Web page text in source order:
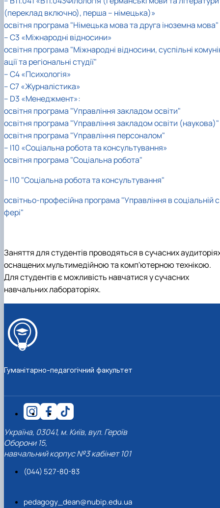
Кафедра англійської філології
Кафедра фізичної культури і спорту
Кафедра філософії та міжнародної
комунікації
Кафедра психології
Кафедра культурології
(переклад включно), перша – німецька)»
освітня програма "Німецька мова та друга іноземна мова"
– C3 «Міжнародні відносини»
освітня програма "Міжнародні відносини, суспільні
ації та регіональні студії"
– C4 «Психологія»
– C7 «Журналістика»
– D3 «Менеджмент»:
освітня програма "Управління закладом освіти"
освітня програма "Управління закладом освіти (наукова)"
освітня програма "Управління персоналом"
– I10 «Соціальна робота та консультування»
освітня програма "Соціальна робота"
– I10 "Соціальна робота та консультування"
освітньо-професійна програма "Управління в соціальній с
фері"
Заняття для студентів проводяться в сучасних
оснащених мультимедійною та комп'ютерною технікою.
Для студентів є можливість навчатися у сучасних
навчальних лабораторіях.
Гуманітарно-педагогічний факультет
Україна, 03041, м. Київ, вул. Героїв
Оборони 15,
навчальний корпус №3 кабінет 101
(044) 527-80-83
pedagogy_dean@nubip.edu.ua